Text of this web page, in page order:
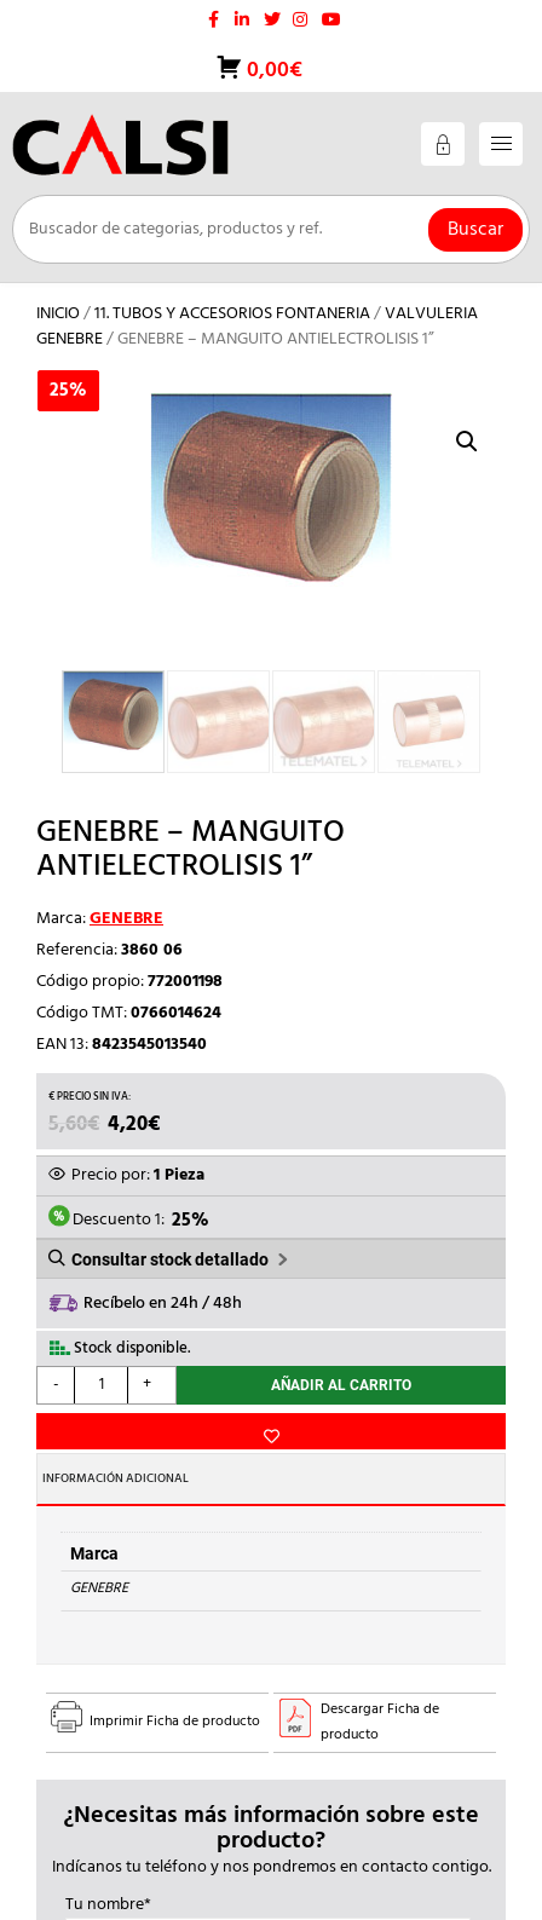
0,00€
Buscar
INICIO/11. TUBOS Y ACCESORIOS FONTANERIA/VALVULERIA
GENEBRE/ GENEBRE – MANGUITO ANTIELECTROLISIS 1”
25%
GENEBRE – MANGUITO
ANTIELECTROLISIS 1”
Marca:GENEBRE
Referencia:3860 06
Código propio:772001198
Código TMT:0766014624
EAN 13:8423545013540
5,60€ EL
PRECIO
ORIGINAL
ERA:
5,60€.
4,20€
PRECIO
ACTUAL
ES:
4,20€.
Precio por:1 Pieza
Descuento 1: 25%
Consultar stock detallado
Recíbelo en 24h / 48h
Stock disponible.
-
GENEBRE
-
ANTIELECTROLISIS
1''
cantidad
+ AÑADIR AL CARRITO
INFORMACIÓN ADICIONAL
Marca
GENEBRE
25%
Imprimir Ficha de producto
Descargar Ficha de
producto
¿Necesitas más información sobre este
producto?
Indícanos tu teléfono y nos pondremos en contacto contigo.
Tu nombre*